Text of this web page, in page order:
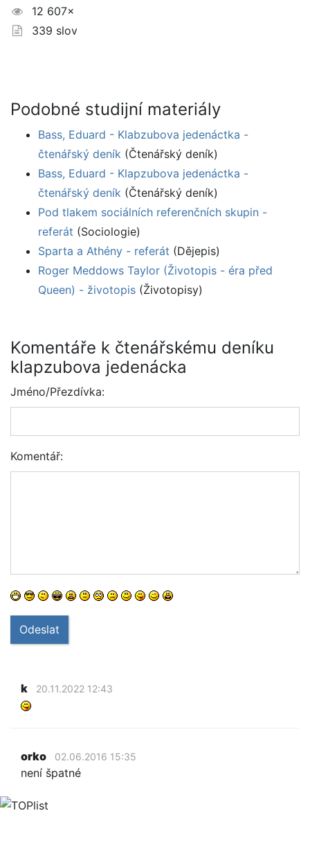
12 607×
339 slov
Podobné studijní materiály
Bass, Eduard - Klabzubova jedenáctka -
čtenářský deník (Čtenářský deník)
Bass, Eduard - Klapzubova jedenáctka -
čtenářský deník (Čtenářský deník)
Pod tlakem sociálních referenčních skupin -
referát (Sociologie)
Sparta a Athény - referát (Dějepis)
Roger Meddows Taylor (Životopis - éra před
Queen) - životopis (Životopisy)
Komentáře k čtenářskému deníku
klapzubova jedenácka
Jméno/Přezdívka:
Komentář:
Odeslat
k 20.11.2022 12:43
orko 02.06.2016 15:35
není špatné